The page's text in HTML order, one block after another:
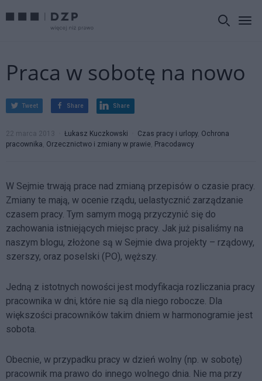
Praca w sobotę na nowo
Tweet Share Share
22 marca 2013 Łukasz Kuczkowski Czas pracy i urlopy, Ochrona
pracownika, Orzecznictwo i zmiany w prawie, Pracodawcy
W Sejmie trwają prace nad zmianą przepisów o czasie pracy.
Zmiany te mają, w ocenie rządu, uelastycznić zarządzanie
czasem pracy. Tym samym mogą przyczynić się do
zachowania istniejących miejsc pracy. Jak już pisaliśmy na
naszym blogu, złożone są w Sejmie dwa projekty – rządowy,
szerszy, oraz poselski (PO), węższy.
Jedną z istotnych nowości jest modyfikacja rozliczania pracy
pracownika w dni, które nie są dla niego robocze. Dla
większości pracowników takim dniem w harmonogramie jest
sobota.
Obecnie, w przypadku pracy w dzień wolny (np. w sobotę)
pracownik ma prawo do innego wolnego dnia. Nie ma przy